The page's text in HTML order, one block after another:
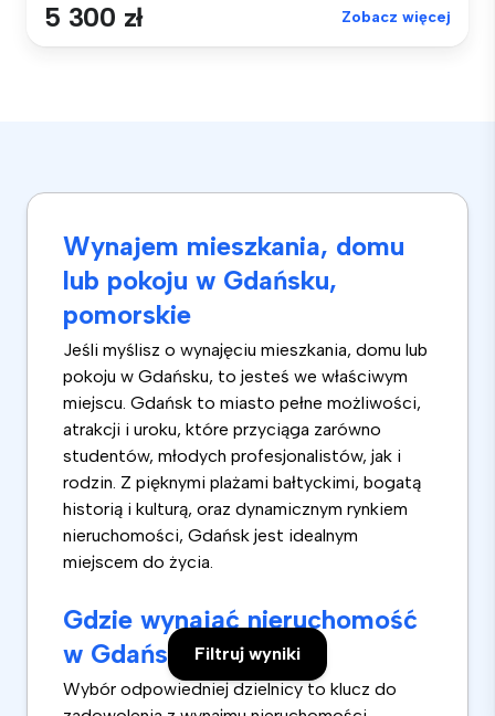
Filtruj wyniki
5 300 zł Zobacz więcej
Wynajem mieszkania, domu
lub pokoju w Gdańsku,
pomorskie
Jeśli myślisz o wynajęciu mieszkania, domu lub
pokoju w Gdańsku, to jesteś we właściwym
miejscu. Gdańsk to miasto pełne możliwości,
atrakcji i uroku, które przyciąga zarówno
studentów, młodych profesjonalistów, jak i
rodzin. Z pięknymi plażami bałtyckimi, bogatą
historią i kulturą, oraz dynamicznym rynkiem
nieruchomości, Gdańsk jest idealnym
miejscem do życia.
Gdzie wynająć nieruchomość
w Gdańsku?
Wybór odpowiedniej dzielnicy to klucz do